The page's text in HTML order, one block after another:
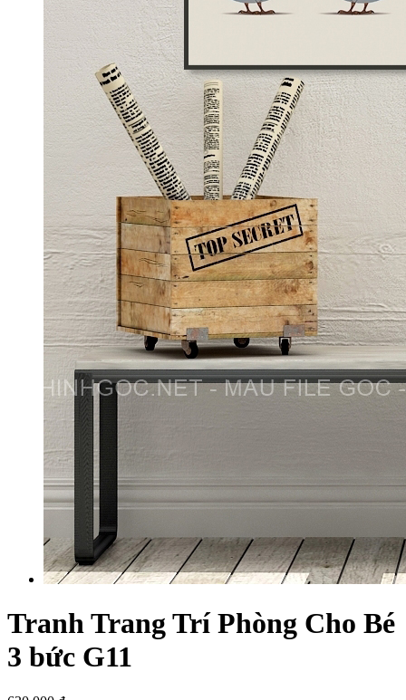
Tranh Trang Trí Phòng Cho Bé
3 bức G11